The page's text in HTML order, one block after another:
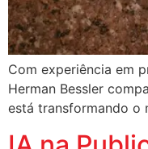
Com experiência em
Herman Bessler
está transformando o